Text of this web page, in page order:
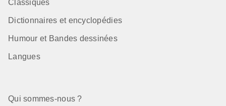
Classiques
Dictionnaires et encyclopédies
Humour et Bandes dessinées
Langues
Qui sommes-nous ?